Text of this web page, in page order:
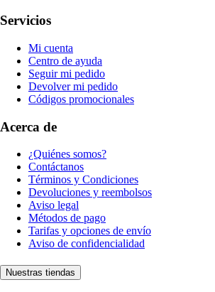
Servicios
Mi cuenta
Centro de ayuda
Seguir mi pedido
Devolver mi pedido
Códigos promocionales
Acerca de
¿Quiénes somos?
Contáctanos
Términos y Condiciones
Devoluciones y reembolsos
Aviso legal
Métodos de pago
Tarifas y opciones de envío
Aviso de confidencialidad
Nuestras tiendas